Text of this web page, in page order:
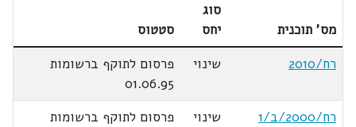
מס' תוכנית
סוג
יחס
סטטוס
רח/2010
שינוי
פרסום לתוקף ברשומות
01.06.95
רח/2000/ב/1
שינוי
פרסום לתוקף ברשומות